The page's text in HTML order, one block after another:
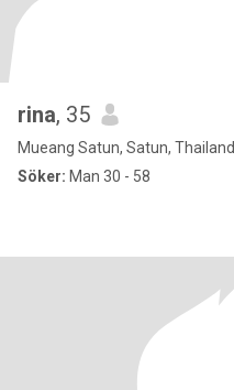
rina, 35
Mueang Satun, Satun, Thailand
Söker: Man 30 - 58